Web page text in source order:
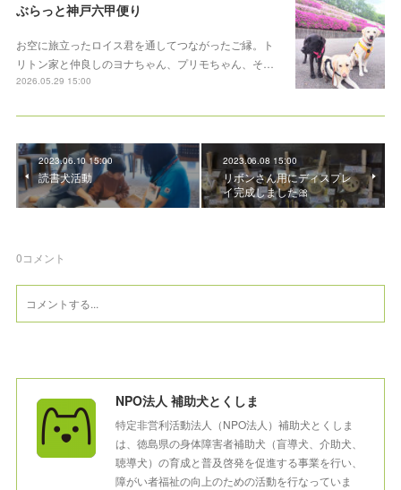
ぶらっと神戸六甲便り
お空に旅立ったロイス君を通してつながったご縁。ト
リトン家と仲良しのヨナちゃん、プリモちゃん、そ…
2026.05.29 15:00
2023.06.10 15:00
読書犬活動
2023.06.08 15:00
リボンさん用にディスプレ
イ完成しました🎀
0コメント
NPO法人 補助犬とくしま
特定非営利活動法人（NPO法人）補助犬とくしま
は、徳島県の身体障害者補助犬（盲導犬、介助犬、
聴導犬）の育成と普及啓発を促進する事業を行い、
障がい者福祉の向上のための活動を行なっていま